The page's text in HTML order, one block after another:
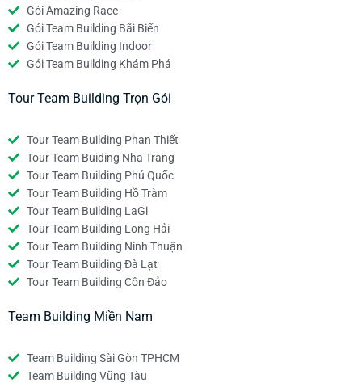
Gói Amazing Race
Gói Team Building Bãi Biển
Gói Team Building Indoor
Gói Team Building Khám Phá
Tour Team Building Trọn Gói
Tour Team Building Phan Thiết
Tour Team Buiding Nha Trang
Tour Team Building Phú Quốc
Tour Team Building Hồ Tràm
Tour Team Building LaGi
Tour Team Building Long Hải
Tour Team Building Ninh Thuận
Tour Team Building Đà Lạt
Tour Team Building Côn Đảo
Team Building Miền Nam
Team Building Sài Gòn TPHCM
Team Building Vũng Tàu